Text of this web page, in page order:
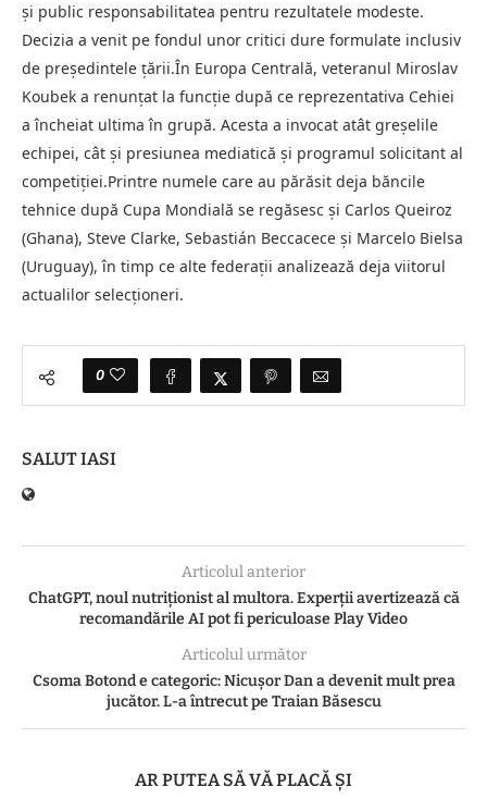
și public responsabilitatea pentru rezultatele modeste.
Decizia a venit pe fondul unor critici dure formulate inclusiv
de președintele țării.În Europa Centrală, veteranul Miroslav
Koubek a renunțat la funcție după ce reprezentativa Cehiei
a încheiat ultima în grupă. Acesta a invocat atât greșelile
echipei, cât și presiunea mediatică și programul solicitant al
competiției.Printre numele care au părăsit deja băncile
tehnice după Cupa Mondială se regăsesc și Carlos Queiroz
(Ghana), Steve Clarke, Sebastián Beccacece și Marcelo Bielsa
(Uruguay), în timp ce alte federații analizează deja viitorul
actualilor selecționeri.
0
SALUT IASI
Articolul anterior
ChatGPT, noul nutriționist al multora. Experţii avertizează că
recomandările AI pot fi periculoase Play Video
Articolul următor
Csoma Botond e categoric: Nicușor Dan a devenit mult prea
jucător. L-a întrecut pe Traian Băsescu
AR PUTEA SĂ VĂ PLACĂ ȘI